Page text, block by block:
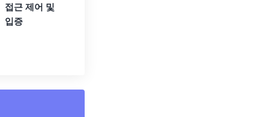
접근 제어 및
입증